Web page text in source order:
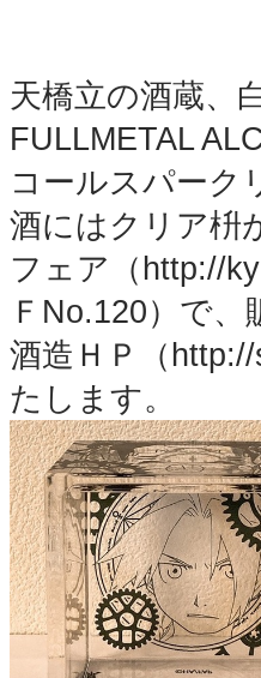
天橋立の酒蔵、
FULLMETAL
コールスパーク
酒にはクリア枡
フェア（http://
ＦNo.120）で
酒造ＨＰ（
たします。